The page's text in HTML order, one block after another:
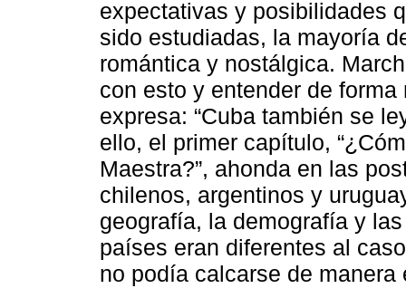
expectativas y posibilidades
sido estudiadas, la mayoría
romántica y nostálgica.
con esto y entender de
expresa: “Cuba también se
ello, el primer capítulo,
Maestra?”, ahonda en las
chilenos, argentinos y
geografía, la demografía y
países eran diferentes al
no podía calcarse de manera